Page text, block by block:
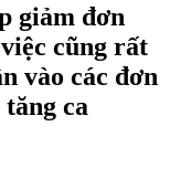
giảm đơn
cũng rất
vào các đơn
ca